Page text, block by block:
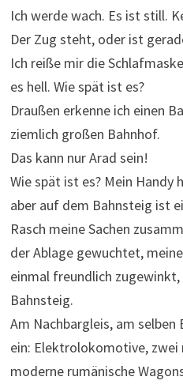
Ich werde wach. Es ist still.
Der Zug steht, oder ist
Ich reiße mir die
es hell. Wie spät ist es?
Draußen erkenne ich einen
ziemlich großen Bahnhof.
Das kann nur Arad sein!
Wie spät ist es? Mein Handy
aber auf dem Bahnsteig ist
Rasch meine Sachen
der Ablage gewuchtet,
einmal freundlich
Bahnsteig.
Am Nachbargleis, am
ein: Elektrolokomotive, zwei
moderne rumänische